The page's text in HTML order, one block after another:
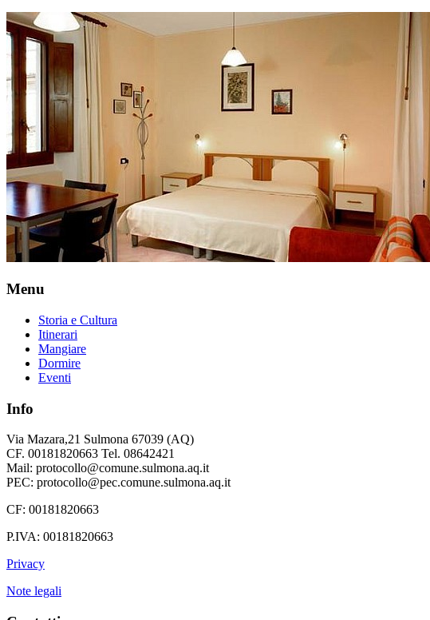
Menu
Storia e Cultura
Itinerari
Mangiare
Dormire
Eventi
Info
Via Mazara,21 Sulmona 67039 (AQ)
CF. 00181820663 Tel. 08642421
Mail: protocollo@comune.sulmona.aq.it
PEC: protocollo@pec.comune.sulmona.aq.it
CF: 00181820663
P.IVA: 00181820663
Privacy
Note legali